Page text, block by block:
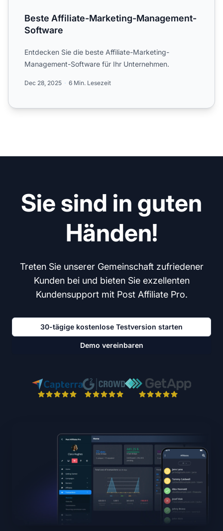
Beste Affiliate-Marketing-Management-
Software
Entdecken Sie die beste Affiliate-Marketing-
Management-Software für Ihr Unternehmen.
Dec 28, 2025 6 Min. Lesezeit
Sie sind in guten
Händen!
Treten Sie unserer Gemeinschaft zufriedener
Kunden bei und bieten Sie exzellenten
Kundensupport mit Post Affiliate Pro.
30-tägige kostenlose Testversion starten
Demo vereinbaren